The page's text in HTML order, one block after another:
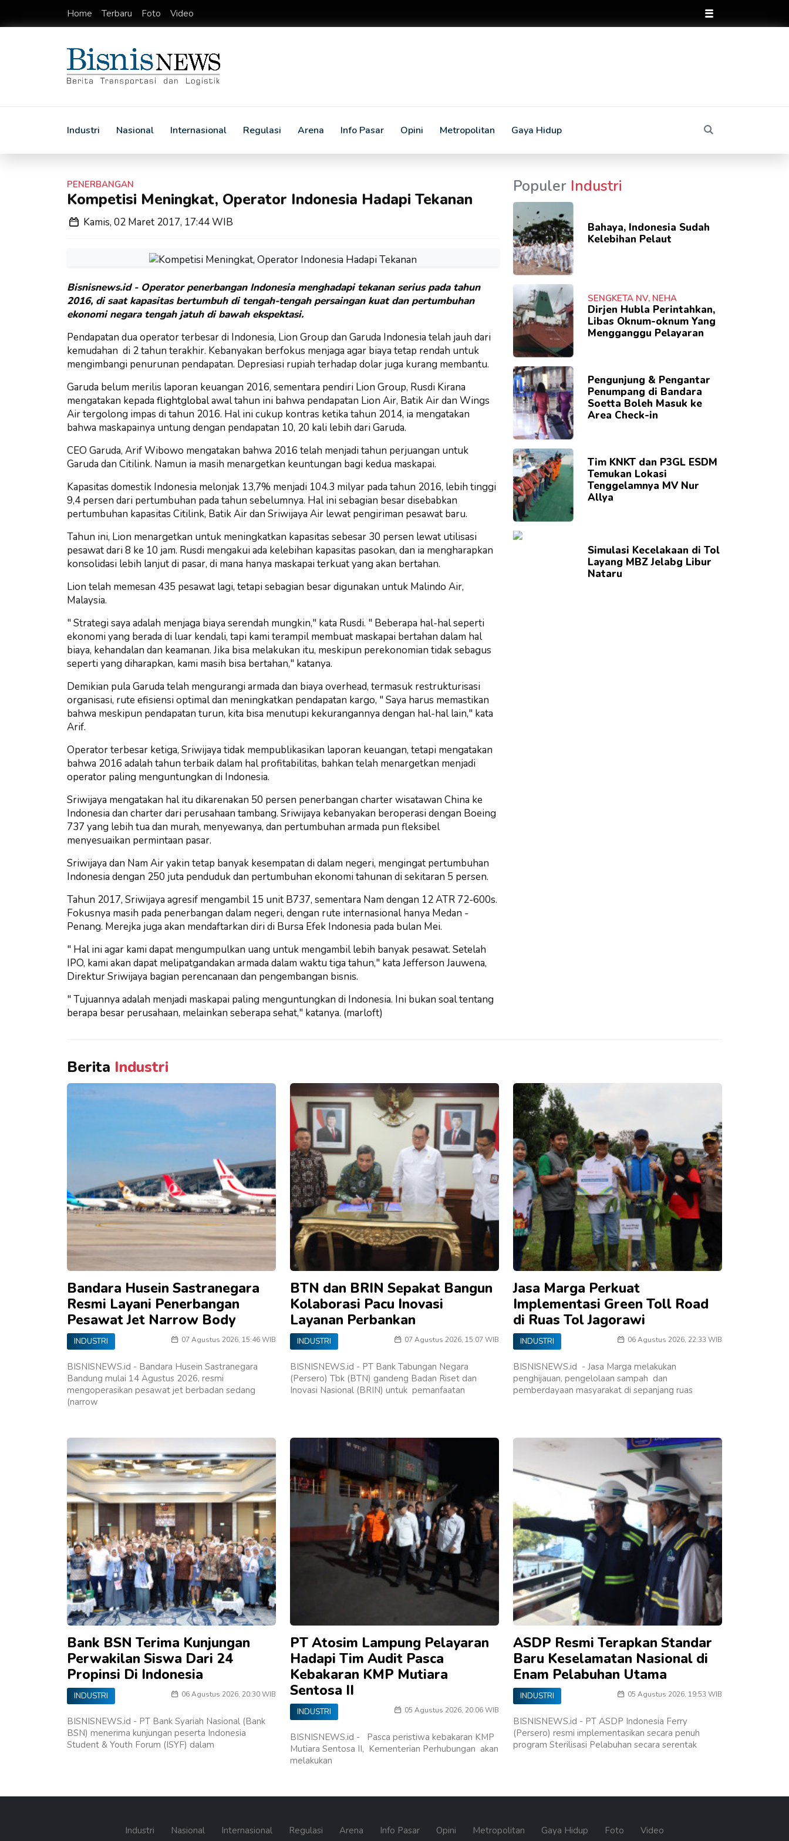
Home Terbaru Foto Video
Industri Nasional Internasional Regulasi Arena Info Pasar Opini Metropolitan Gaya Hidup
PENERBANGAN
Kompetisi Meningkat, Operator Indonesia Hadapi Tekanan
Kamis, 02 Maret 2017, 17:44 WIB
Bisnisnews.id - Operator penerbangan Indonesia menghadapi tekanan serius pada tahun
2016, di saat kapasitas bertumbuh di tengah-tengah persaingan kuat dan pertumbuhan
ekonomi negara tengah jatuh di bawah ekspektasi.
Pendapatan dua operator terbesar di Indonesia, Lion Group dan Garuda Indonesia telah jauh dari
kemudahan di 2 tahun terakhir. Kebanyakan berfokus menjaga agar biaya tetap rendah untuk
mengimbangi penurunan pendapatan. Depresiasi rupiah terhadap dolar juga kurang membantu.
Garuda belum merilis laporan keuangan 2016, sementara pendiri Lion Group, Rusdi Kirana
mengatakan kepada flightglobalawal tahun ini bahwa pendapatan Lion Air, Batik Air dan Wings
Air tergolong impas di tahun 2016. Hal ini cukup kontras ketika tahun 2014, ia mengatakan
bahwa maskapainya untung dengan pendapatan 10, 20 kali lebih dari Garuda.
CEO Garuda, Arif Wibowo mengatakan bahwa 2016 telah menjadi tahun perjuangan untuk
Garuda dan Citilink. Namun ia masih menargetkan keuntungan bagi kedua maskapai.
Kapasitas domestik Indonesia melonjak 13,7% menjadi 104.3 milyar pada tahun 2016, lebih tinggi
9,4 persen dari pertumbuhan pada tahun sebelumnya. Hal ini sebagian besar disebabkan
pertumbuhan kapasitas Citilink, Batik Air dan Sriwijaya Air lewat pengiriman pesawat baru.
Tahun ini, Lion menargetkan untuk meningkatkan kapasitas sebesar 30 persen lewat utilisasi
pesawat dari 8 ke 10 jam. Rusdi mengakui ada kelebihan kapasitas pasokan, dan ia mengharapkan
konsolidasi lebih lanjut di pasar, di mana hanya maskapai terkuat yang akan bertahan.
Lion telah memesan 435 pesawat lagi, tetapi sebagian besar digunakan untuk Malindo Air,
Malaysia.
" Strategi saya adalah menjaga biaya serendah mungkin," kata Rusdi. " Beberapa hal-hal seperti
ekonomi yang berada di luar kendali, tapi kami terampil membuat maskapai bertahan dalam hal
biaya, kehandalan dan keamanan. Jika bisa melakukan itu, meskipun perekonomian tidak sebagus
seperti yang diharapkan, kami masih bisa bertahan," katanya.
Demikian pula Garuda telah mengurangi armada dan biaya overhead, termasuk restrukturisasi
organisasi, rute efisiensi optimal dan meningkatkan pendapatan kargo, " Saya harus memastikan
bahwa meskipun pendapatan turun, kita bisa menutupi kekurangannya dengan hal-hal lain," kata
Arif.
Operator terbesar ketiga, Sriwijaya tidak mempublikasikan laporan keuangan, tetapi mengatakan
bahwa 2016 adalah tahun terbaik dalam hal profitabilitas, bahkan telah menargetkan menjadi
operator paling menguntungkan di Indonesia.
Sriwijaya mengatakan hal itu dikarenakan 50 persen penerbangan charter wisatawan China ke
Indonesia dan charter dari perusahaan tambang. Sriwijaya kebanyakan beroperasi dengan Boeing
737 yang lebih tua dan murah, menyewanya, dan pertumbuhan armada pun fleksibel
menyesuaikan permintaan pasar.
Sriwijaya dan Nam Air yakin tetap banyak kesempatan di dalam negeri, mengingat pertumbuhan
Indonesia dengan 250 juta penduduk dan pertumbuhan ekonomi tahunan di sekitaran 5 persen.
Tahun 2017, Sriwijaya agresif mengambil 15 unit B737, sementara Nam dengan 12 ATR 72-600s.
Fokusnya masih pada penerbangan dalam negeri, dengan rute internasional hanya Medan -
Penang. Merejka juga akan mendaftarkan diri di Bursa Efek Indonesia pada bulan Mei.
" Hal ini agar kami dapat mengumpulkan uang untuk mengambil lebih banyak pesawat. Setelah
IPO, kami akan dapat melipatgandakan armada dalam waktu tiga tahun," kata Jefferson Jauwena,
Direktur Sriwijaya bagian perencanaan dan pengembangan bisnis.
" Tujuannya adalah menjadi maskapai paling menguntungkan di Indonesia. Ini bukan soal tentang
berapa besar perusahaan, melainkan seberapa sehat," katanya. (marloft)
Populer Industri
Bahaya, Indonesia Sudah
Kelebihan Pelaut
SENGKETA NV, NEHA
Dirjen Hubla Perintahkan,
Libas Oknum-oknum Yang
Mengganggu Pelayaran
Pengunjung & Pengantar
Penumpang di Bandara
Soetta Boleh Masuk ke
Area Check-in
Tim KNKT dan P3GL ESDM
Temukan Lokasi
Tenggelamnya MV Nur
Allya
Simulasi Kecelakaan di Tol
Layang MBZ Jelabg Libur
Nataru
Berita Industri
Bandara Husein Sastranegara
Resmi Layani Penerbangan
Pesawat Jet Narrow Body
INDUSTRI 07 Agustus 2026, 15:46 WIB
BISNISNEWS.id - Bandara Husein Sastranegara
Bandung mulai 14 Agustus 2026, resmi
mengoperasikan pesawat jet berbadan sedang
(narrow
BTN dan BRIN Sepakat Bangun
Kolaborasi Pacu Inovasi
Layanan Perbankan
INDUSTRI 07 Agustus 2026, 15:07 WIB
BISNISNEWS.id - PT Bank Tabungan Negara
(Persero) Tbk (BTN) gandeng Badan Riset dan
Inovasi Nasional (BRIN) untuk pemanfaatan
Jasa Marga Perkuat
Implementasi Green Toll Road
di Ruas Tol Jagorawi
INDUSTRI 06 Agustus 2026, 22:33 WIB
BISNISNEWS.id - Jasa Marga melakukan
penghijauan, pengelolaan sampah dan
pemberdayaan masyarakat di sepanjang ruas
Bank BSN Terima Kunjungan
Perwakilan Siswa Dari 24
Propinsi Di Indonesia
INDUSTRI 06 Agustus 2026, 20:30 WIB
BISNISNEWS.id - PT Bank Syariah Nasional (Bank
BSN) menerima kunjungan peserta Indonesia
Student & Youth Forum (ISYF) dalam
PT Atosim Lampung Pelayaran
Hadapi Tim Audit Pasca
Kebakaran KMP Mutiara
Sentosa II
INDUSTRI 05 Agustus 2026, 20:06 WIB
BISNISNEWS.id - Pasca peristiwa kebakaran KMP
Mutiara Sentosa II, Kementerian Perhubungan akan
melakukan
ASDP Resmi Terapkan Standar
Baru Keselamatan Nasional di
Enam Pelabuhan Utama
INDUSTRI 05 Agustus 2026, 19:53 WIB
BISNISNEWS.id - PT ASDP Indonesia Ferry
(Persero) resmi implementasikan secara penuh
program Sterilisasi Pelabuhan secara serentak
Industri Nasional Internasional Regulasi Arena Info Pasar Opini Metropolitan Gaya Hidup Foto Video